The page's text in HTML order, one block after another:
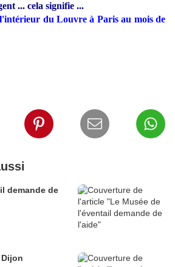
... cela signifie ...
du Louvre à Paris au mois de
demande de